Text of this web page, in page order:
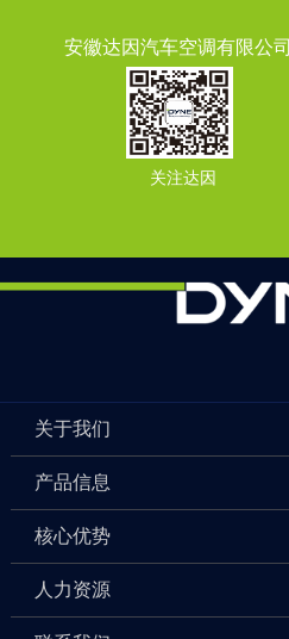
安徽达因汽车空调有限公司
关注达因
关于我们
产品信息
核心优势
人力资源